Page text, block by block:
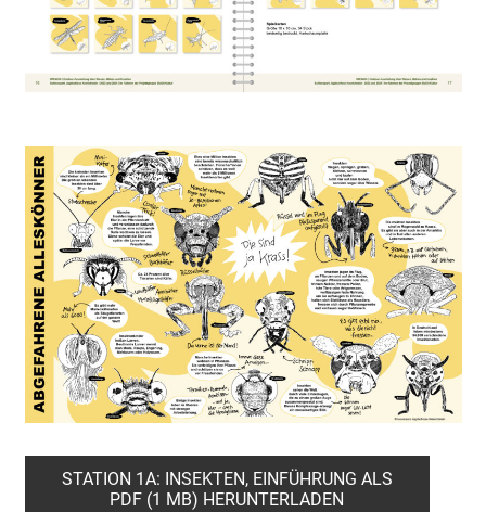
STATION 1A: INSEKTEN, EINFÜHRUNG ALS
PDF (1 MB) HERUNTERLADEN